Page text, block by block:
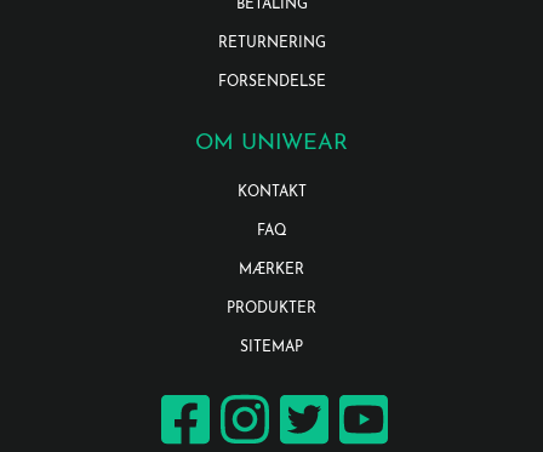
BETALING
RETURNERING
FORSENDELSE
OM UNIWEAR
KONTAKT
FAQ
MÆRKER
PRODUKTER
SITEMAP